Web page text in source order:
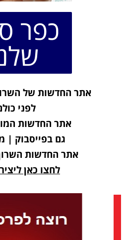
כפר
אתר החדשות של
לפני
אתר החדשות
גם בפייסבוק | מאז
אתר החדשות השרון
לחצו כאן